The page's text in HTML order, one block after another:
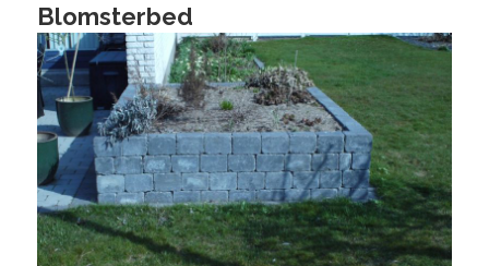
Blomsterbed